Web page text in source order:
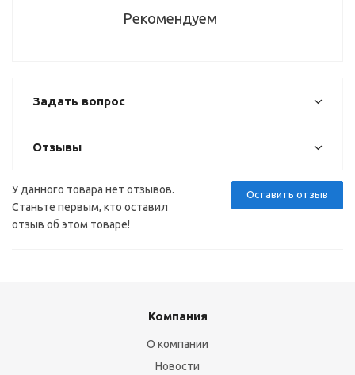
Рекомендуем
Задать вопрос
Отзывы
Оставить отзыв
У данного товара нет отзывов.
Станьте первым, кто оставил
отзыв об этом товаре!
Компания
О компании
Новости